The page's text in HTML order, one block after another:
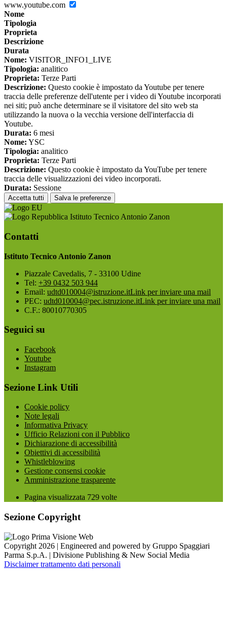
www.youtube.com
Nome
Tipologia
Proprieta
Descrizione
Durata
Nome: VISITOR_INFO1_LIVE
Tipologia: analitico
Proprieta: Terze Parti
Descrizione: Questo cookie è impostato da Youtube per tenere
traccia delle preferenze dell'utente per i video di Youtube incorporati
nei siti; può anche determinare se il visitatore del sito web sta
utilizzando la nuova o la vecchia versione dell'interfaccia di
Youtube.
Durata: 6 mesi
Nome: YSC
Tipologia: analitico
Proprieta: Terze Parti
Descrizione: Questo cookie è impostato da YouTube per tenere
traccia delle visualizzazioni dei video incorporati.
Durata: Sessione
Accetta tutti Salva le preferenze
Istituto Tecnico Antonio Zanon
Contatti
Istituto Tecnico Antonio Zanon
Piazzale Cavedalis, 7 - 33100 Udine
Tel: +39 0432 503 944
Email: udtd010004@istruzione.itLink per inviare una mail
PEC: udtd010004@pec.istruzione.itLink per inviare una mail
C.F.: 80010770305
Seguici su
Facebook
Youtube
Instagram
Sezione Link Utili
Cookie policy
Note legali
Informativa Privacy
Ufficio Relazioni con il Pubblico
Dichiarazione di accessibilità
Obiettivi di accessibilità
Whistleblowing
Gestione consensi cookie
Amministrazione trasparente
Pagina visualizzata 729 volte
Sezione Copyright
Copyright 2026 | Engineered and powered by Gruppo Spaggiari
Parma S.p.A. | Divisione Publishing & New Social Media
Disclaimer trattamento dati personali